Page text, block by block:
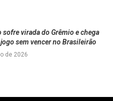
sofre virada do Grêmio e chega
sem vencer no Brasileirão
de 2026